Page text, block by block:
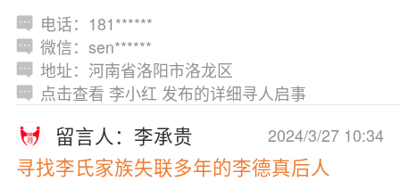
电话：181******
微信：sen******
地址：河南省洛阳市洛龙区
点击查看 李小红 发布的详细寻人启事
2024/3/27 10:34
留言人：李承贵
寻找李氏家族失联多年的李德真后人